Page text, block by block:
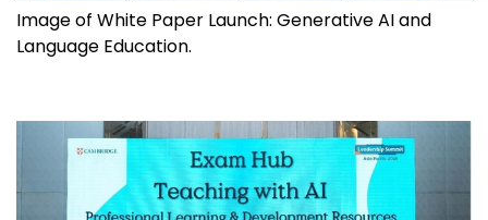
Image of White Paper Launch: Generative AI and
Language Education.